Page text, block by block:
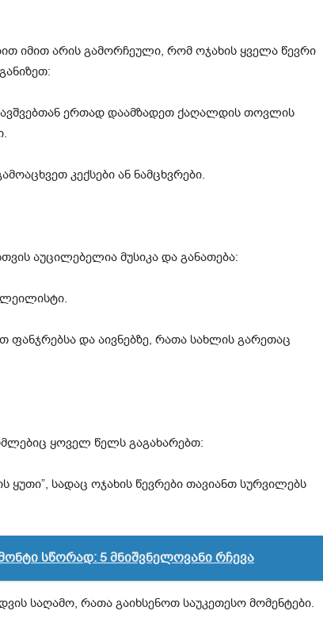
იმით არის გამორჩეული, რომ ოჯახის ყველა წევრი
ერთად დაამზადეთ ქაღალდის თოვლის
კექსები ან ნამცხვრები.
აუცილებელია მუსიკა და განათება:
ფანჯრებსა და აივნებზე, რათა სახლის გარეთაც
ყოველ წელს გაგახარებთ:
ყუთი”, სადაც ოჯახის წევრები თავიანთ სურვილებს
სწორად: 5 მნიშვნელოვანი რჩევა
საღამო, რათა გაიხსენოთ საუკეთესო მომენტები.